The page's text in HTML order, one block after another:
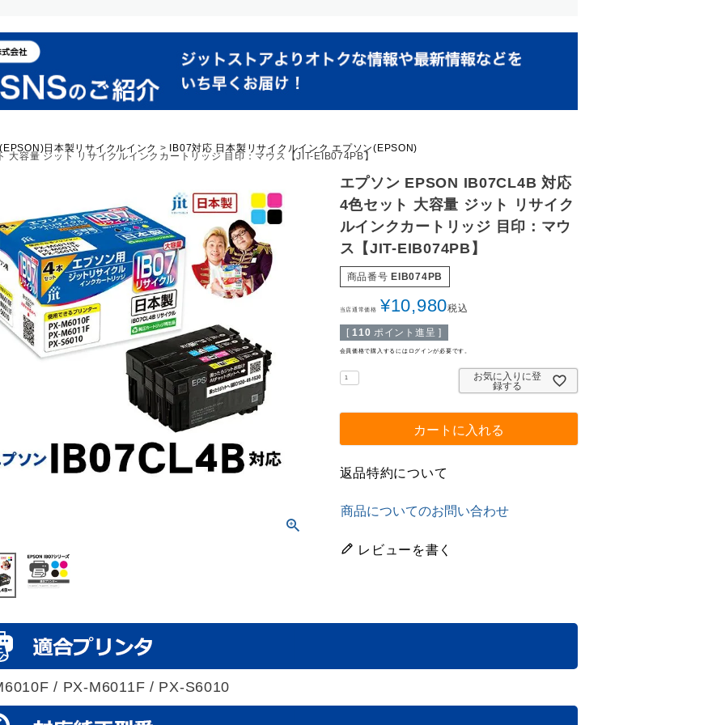
日本製リサイクルインク IB07対応 日本製リサイクルインク エプソン(EPSON)
容量 ジット リサイクルインクカートリッジ 目印：マウス【JIT-EIB074PB】
エプソン EPSON IB07CL4B 対応
4色セット 大容量 ジット リサイク
ルインクカートリッジ 目印：マウ
ス【JIT-EIB074PB】
商品番号 EIB074PB
当店通常価格 ¥10,980税込
[ 110 ポイント進呈 ]
会員価格で購入するにはログインが必要です。
お気に入りに登
録する
カートに入れる
返品特約について
商品についてのお問い合わせ
レビューを書く
/ PX-M6011F / PX-S6010